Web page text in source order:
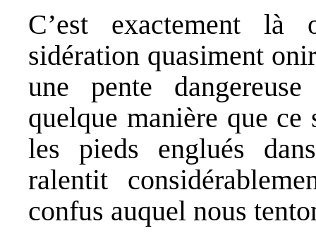
C’est exactement là
sidération quasiment
une pente
quelque manière que ce
les pieds englués
ralentit
confus auquel nous